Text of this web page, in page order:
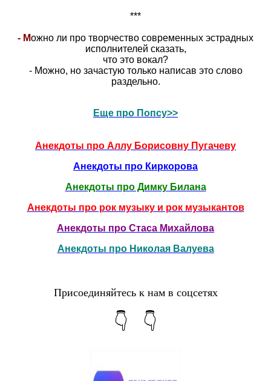
***
- Можно ли про творчество современных эстрадных
исполнителей сказать,
что это вокал?
- Можно, но зачастую только написав это слово
раздельно.
Еще про Попсу>>
Анекдоты про Аллу Борисовну Пугачеву
Анекдоты про Киркорова
Анекдоты про Димку Билана
Анекдоты про рок музыку и рок музыкантов
Анекдоты про Стаса Михайлова
Анекдоты про Николая Валуева
Присоединяйтесь к нам в соцсетях
👇 👇